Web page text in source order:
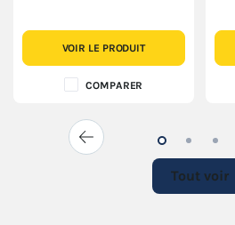
VOIR LE PRODUIT
COMPARER
Tout voir